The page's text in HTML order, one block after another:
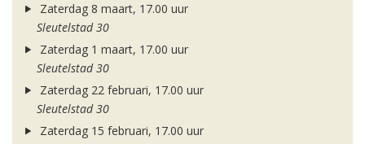
Zaterdag 8 maart, 17.00 uur
Sleutelstad 30
Zaterdag 1 maart, 17.00 uur
Sleutelstad 30
Zaterdag 22 februari, 17.00 uur
Sleutelstad 30
Zaterdag 15 februari, 17.00 uur